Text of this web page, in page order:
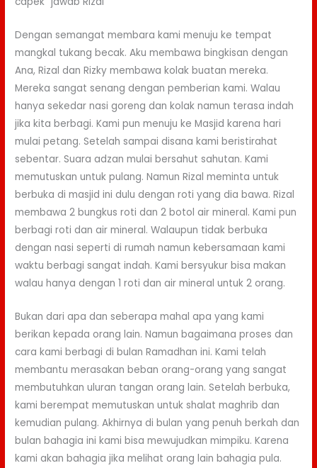
Dengan semangat membara kami menuju ke tempat
mangkal tukang becak. Aku membawa bingkisan dengan
Ana, Rizal dan Rizky membawa kolak buatan mereka.
Mereka sangat senang dengan pemberian kami. Walau
hanya sekedar nasi goreng dan kolak namun terasa indah
jika kita berbagi. Kami pun menuju ke Masjid karena hari
mulai petang. Setelah sampai disana kami beristirahat
sebentar. Suara adzan mulai bersahut sahutan. Kami
memutuskan untuk pulang. Namun Rizal meminta untuk
berbuka di masjid ini dulu dengan roti yang dia bawa. Rizal
membawa 2 bungkus roti dan 2 botol air mineral. Kami pun
berbagi roti dan air mineral. Walaupun tidak berbuka
dengan nasi seperti di rumah namun kebersamaan kami
waktu berbagi sangat indah. Kami bersyukur bisa makan
walau hanya dengan 1 roti dan air mineral untuk 2 orang.
Bukan dari apa dan seberapa mahal apa yang kami
berikan kepada orang lain. Namun bagaimana proses dan
cara kami berbagi di bulan Ramadhan ini. Kami telah
membantu merasakan beban orang-orang yang sangat
membutuhkan uluran tangan orang lain. Setelah berbuka,
kami berempat memutuskan untuk shalat maghrib dan
kemudian pulang. Akhirnya di bulan yang penuh berkah dan
bulan bahagia ini kami bisa mewujudkan mimpiku. Karena
kami akan bahagia jika melihat orang lain bahagia pula.